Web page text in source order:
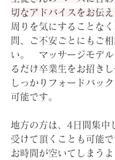
切なアドバイスをお伝
周りを気にすることな
問、ご不安ごとにもご
い。　マッサージモデ
るだけ卒業生をお招き
しっかりフォードバッ
可能です。
地方の方は、4日間集中
受けて頂くことも可能で
お時間が空いてしまう